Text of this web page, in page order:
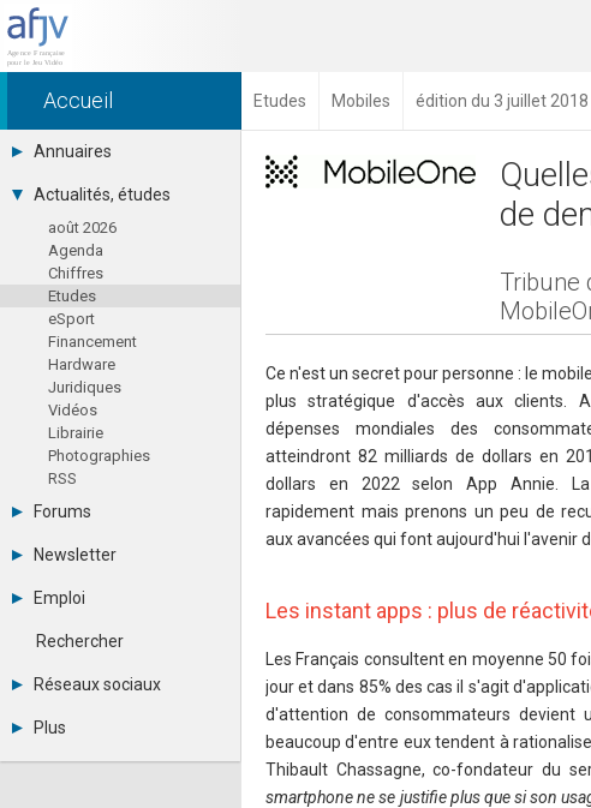
Accueil Etudes Mobiles édition du 3 juillet 2018
Annuaires
Toutes les sociétés (691)
Studios (418)
Editeurs (49)
Distributeurs (16)
Hard. / Accessoires (10)
Middlewares (15)
Prestataires (99)
Assoc. / Syndicats (21)
Formations / Ecoles (46)
Presse spécialisée (17)
Actualités, études
août 2026
Agenda
Chiffres
Etudes
eSport
Financement
Hardware
Juridiques
Vidéos
Librairie
Photographies
RSS
Forums
Tous les forums
Se connecter
Messages privés
Contacter un modérateur
Newsletter
Archives
Abonnement
Emploi
Consulter les annonces
Observatoire de l'emploi
Rechercher
Réseaux sociaux
LinkedIn
Plus
Annonceurs
de
Tribune
Ce n'est un secret pour personne : le
plus stratégique d'accès aux clients.
dépenses mondiales des
atteindront 82 milliards de dollars en
dollars en 2022 selon App Annie. La
rapidement mais prenons un peu de
aux avancées qui font aujourd'hui l'avenir
Les instant apps : plus de
Les Français consultent en moyenne 50
jour et dans 85% des cas il s'agit
d'attention de consommateurs devient
beaucoup d'entre eux tendent à
Thibault Chassagne, co-fondateur du
smartphone ne se justifie plus que si son